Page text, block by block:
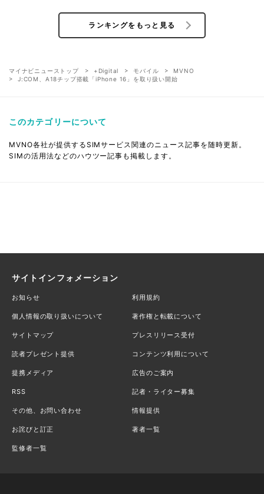
ランキングをもっと見る
マイナビニューストップ +Digital モバイル
MVNO
J:COM、A18チップ搭載「iPhone 16」を取り扱い開始
このカテゴリーについて
MVNO各社が提供するSIMサービス関連のニュース記事を随時更新。
SIMの活用法などのハウツー記事も掲載します。
サイトインフォメーション
お知らせ 利用規約
個人情報の取り扱いについて 著作権と転載について
サイトマップ プレスリリース受付
読者プレゼント提供 コンテンツ利用について
提携メディア 広告のご案内
RSS 記者・ライター募集
その他、お問い合わせ 情報提供
お詫びと訂正 著者一覧
監修者一覧